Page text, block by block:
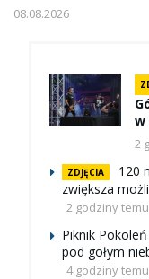
08.08.2026
w
2
ZDJĘCIA
120
zwiększa
2 godziny temu
Piknik
pod gołym
4 godziny temu